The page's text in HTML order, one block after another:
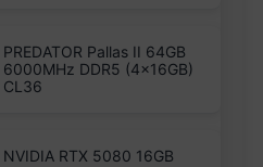
PREDATOR Pallas II 64GB
6000MHz DDR5 (4x16GB)
CL36
NVIDIA RTX 5080 16GB